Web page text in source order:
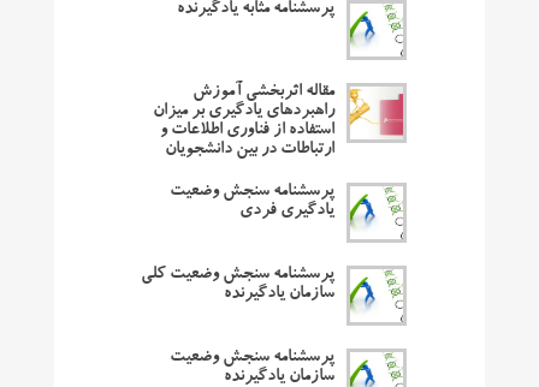
پرسشنامه مثابه یادگیرنده
مقاله اثربخشی آموزش
راهبردهای یادگیری بر میزان
استفاده از فناوری اطلاعات و
ارتباطات در بین دانشجویان
پرسشنامه سنجش وضعیت
یادگیری فردی
پرسشنامه سنجش وضعیت کلی
سازمان یادگیرنده
پرسشنامه سنجش وضعیت
سازمان یادگیرنده